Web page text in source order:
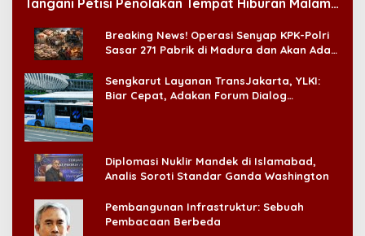
Tangani Petisi Penolakan Tempat Hiburan Malam
Breaking News! Operasi Senyap KPK-Polri
Sasar 271 Pabrik di Madura dan Akan Ada
Sengkarut Layanan TransJakarta, YLKI:
Biar Cepat, Adakan Forum Dialog
Diplomasi Nuklir Mandek di Islamabad,
Analis Soroti Standar Ganda Washington
Pembangunan Infrastruktur: Sebuah
Pembacaan Berbeda